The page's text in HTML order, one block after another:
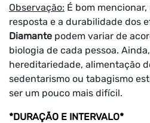
Observação: É bom
resposta e a durabilidade dos
Diamante podem variar de
biologia de cada pessoa.
hereditariedade, alimentação
sedentarismo ou tabagismo
ser um pouco mais difícil.
*DURAÇÃO E INTERVALO*